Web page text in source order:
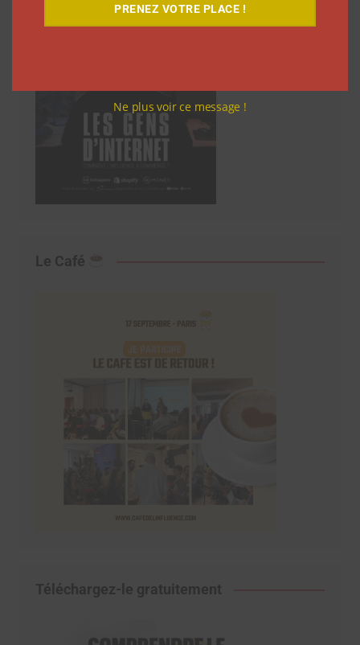
Le Café
Téléchargez-le gratuitement
PRENEZ VOTRE PLACE !
Ne plus voir ce message !